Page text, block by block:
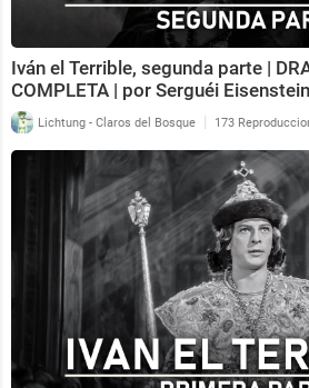
Iván el Terrible, segunda parte |
COMPLETA | por Serguéi Eisenstein
Lichtung - Claros del Bosque | 173